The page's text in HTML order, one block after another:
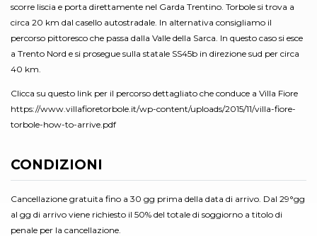
scorre liscia e porta direttamente nel Garda Trentino. Torbole si trova a
circa 20 km dal casello autostradale. In alternativa consigliamo il
percorso pittoresco che passa dalla Valle della Sarca. In questo caso si esce
a Trento Nord e si prosegue sulla statale SS45b in direzione sud per circa
40 km.
Clicca su questo link per il percorso dettagliato che conduce a Villa Fiore
https://www.villafioretorbole.it/wp-content/uploads/2015/11/villa-fiore-
torbole-how-to-arrive.pdf
CONDIZIONI
Cancellazione gratuita fino a 30 gg prima della data di arrivo. Dal 29°gg
al gg di arrivo viene richiesto il 50% del totale di soggiorno a titolo di
penale per la cancellazione.